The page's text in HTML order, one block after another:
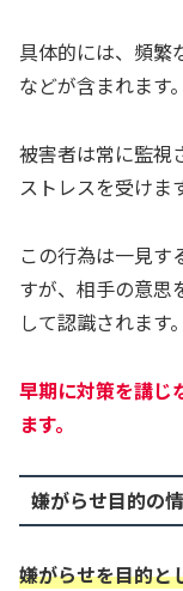
具体的には、頻繁
などが含まれます。
被害者は常に監視
ストレスを受けま
この行為は一見す
すが、相手の意思
して認識されます。
早期に対策を講じ
ます。
嫌がらせ目的の
嫌がらせを目的と